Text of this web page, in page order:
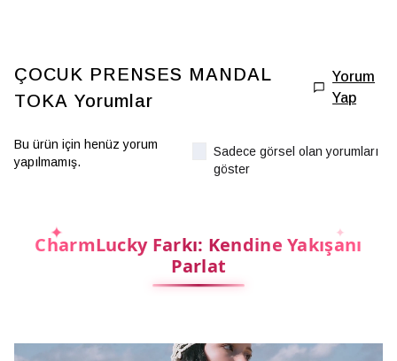
ÇOCUK PRENSES MANDAL
TOKA Yorumlar
Yorum
Yap
Bu ürün için henüz yorum
yapılmamış.
Sadece görsel olan yorumları
göster
CharmLucky Farkı: Kendine Yakışanı
Parlat